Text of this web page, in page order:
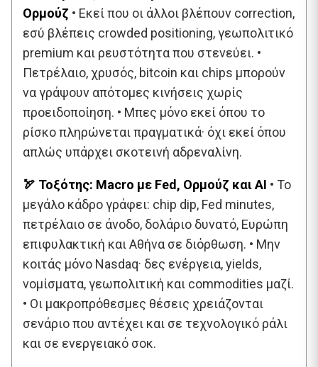
Ορμούζ • Εκεί που οι άλλοι βλέπουν correction,
εσύ βλέπεις crowded positioning, γεωπολιτικό
premium και ρευστότητα που στενεύει. •
Πετρέλαιο, χρυσός, bitcoin και chips μπορούν
να γράψουν απότομες κινήσεις χωρίς
προειδοποίηση. • Μπες μόνο εκεί όπου το
ρίσκο πληρώνεται πραγματικά· όχι εκεί όπου
απλώς υπάρχει σκοτεινή αδρεναλίνη.
🏹 Τοξότης: Macro με Fed, Ορμούζ και AI • Το
μεγάλο κάδρο γράφει: chip dip, Fed minutes,
πετρέλαιο σε άνοδο, δολάριο δυνατό, Ευρώπη
επιφυλακτική και Αθήνα σε διόρθωση. • Μην
κοιτάς μόνο Nasdaq· δες ενέργεια, yields,
νομίσματα, γεωπολιτική και commodities μαζί.
• Οι μακροπρόθεσμες θέσεις χρειάζονται
σενάριο που αντέχει και σε τεχνολογικό ράλι
και σε ενεργειακό σοκ.